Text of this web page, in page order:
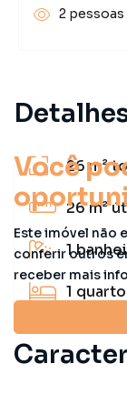
Você
Este imóvel não
conferir outros
receber mais
26 m²
26 m²
1
1 quarto
2